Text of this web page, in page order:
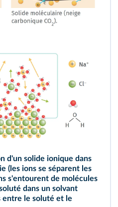
d'un solide ionique dans
(les ions se séparent les
s'entourent de molécules
dans un solvant
entre le soluté et le